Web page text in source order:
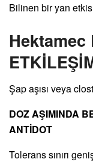
Bilinen bir yan
Hektamec
Şap aşısı veya
DOZ AŞIMINDA
ANTİDOT
Tolerans sınırı